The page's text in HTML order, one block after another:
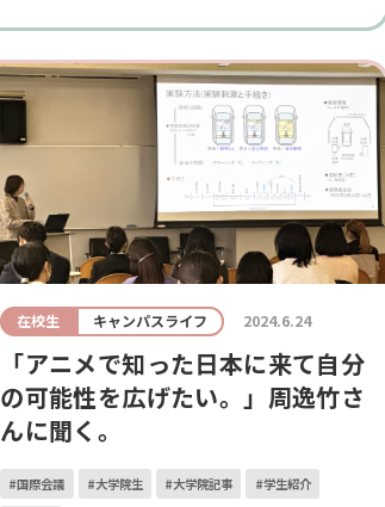
在校生 キャンパスライフ 2024.6.24
「アニメで知った日本に来て自分
の可能性を広げたい。」周逸竹さ
んに聞く。
#国際会議 #大学院生 #大学院記事 #学生紹介